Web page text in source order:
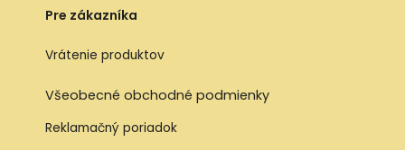
Pre zákazníka
Vrátenie produktov
Všeobecné obchodné podmienky
Reklamačný poriadok